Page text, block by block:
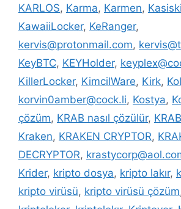
KARLOS, Karma, Karmen, Kasiski
KawaiiLocker, KeRanger,
kervis@protonmail.com,
KeyBTC, KEYHolder,
KillerLocker, KimcilWare, Kirk,
korvin0amber@cock.li, Kostya,
çözüm, KRAB nasıl çözülür,
Kraken, KRAKEN CRYPTOR,
DECRYPTOR,
Krider, kripto dosya, kripto lakır,
kripto virüsü, kripto virüsü çözüm